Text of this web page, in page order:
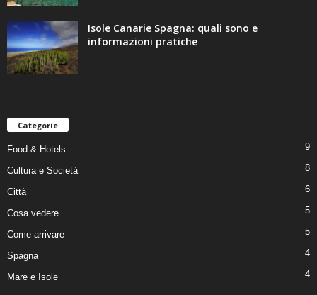
Isole Canarie Spagna: quali sono e
informazioni pratiche
Categorie
Food & Hotels 9
Cultura e Società 8
Città 6
Cosa vedere 5
Come arrivare 5
Spagna 4
Mare e Isole 4